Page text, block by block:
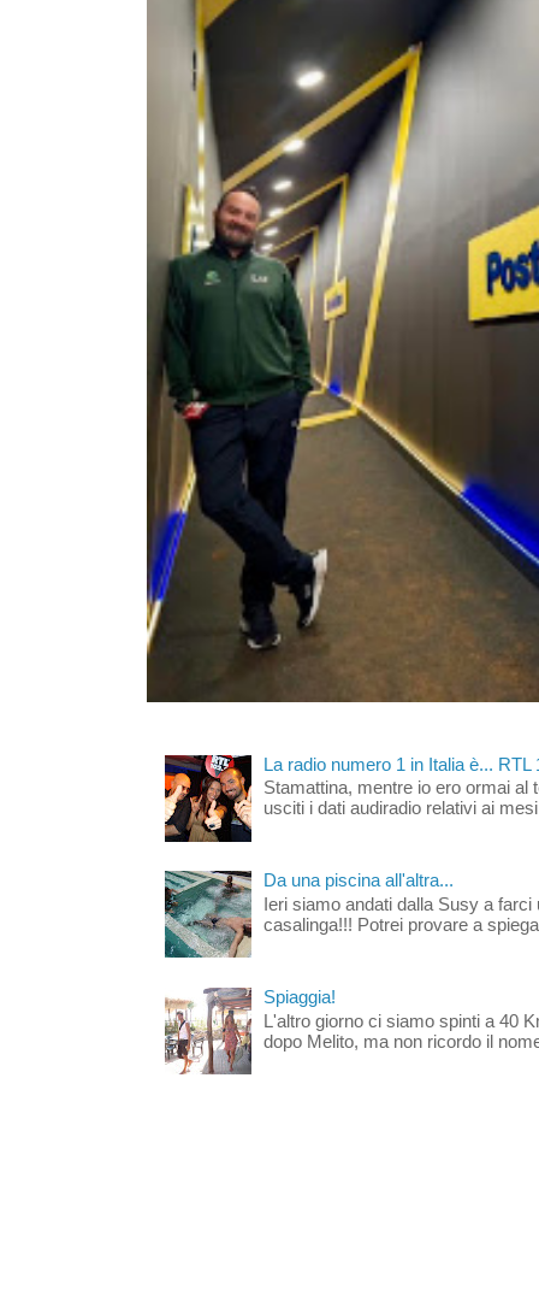
La radio numero 1 in Italia è... RTL
Stamattina, mentre io ero ormai al
usciti i dati audiradio relativi ai
Da una piscina all'altra...
Ieri siamo andati dalla Susy a
casalinga!!! Potrei provare a
Spiaggia!
L'altro giorno ci siamo spinti a 40
dopo Melito, ma non ricordo il